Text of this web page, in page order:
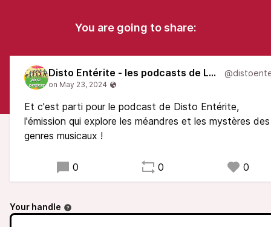
You are going to share:
Disto Entérite - les podcasts de LARS'N
Et c'est parti pour le podcast de Disto Entérite,
l'émission qui explore les méandres et les mystères des
genres musicaux !
0 0 0
Your handle